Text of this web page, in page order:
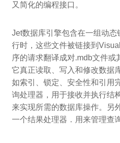
又简化的编程接口。
Jet数据库引擎包含在一组动
行时，这些文件被链接到
序的请求翻译成对.mdb文件或
它真正读取、写入和修改数据
如索引、锁定、安全性和引用
询处理器，用于接收并执行结
来实现所需的数据库操作。另
一个结果处理器．用来管理查